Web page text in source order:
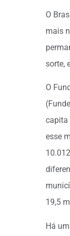
O
mais
sorte,
O
capita
esse
19,5
Há